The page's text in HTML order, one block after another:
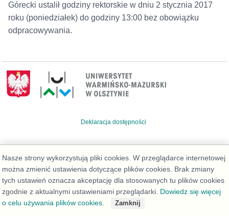
Górecki ustalił godziny rektorskie w dniu 2 stycznia 2017
roku (poniedziałek) do godziny 13:00 bez obowiązku
odpracowywania.
Deklaracja dostępności
Nasze strony wykorzystują pliki cookies. W przeglądarce internetowej
można zmienić ustawienia dotyczące plików cookies. Brak zmiany
tych ustawień oznacza akceptację dla stosowanych tu plików cookies
zgodnie z aktualnymi ustawieniami przeglądarki. Dowiedz się więcej
o celu używania plików cookies.